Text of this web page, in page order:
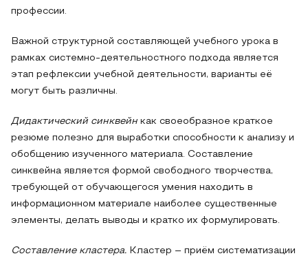
профессии.
Важной структурной составляющей учебного урока в
рамках системно-деятельностного подхода является
этап рефлексии учебной деятельности, варианты её
могут быть различны.
Дидактический синквейн как своеобразное краткое
резюме полезно для выработки способности к анализу и
обобщению изученного материала. Составление
синквейна является формой свободного творчества,
требующей от обучающегося умения находить в
информационном материале наиболее существенные
элементы, делать выводы и кратко их формулировать.
Составление кластера. Кластер – приём систематизации